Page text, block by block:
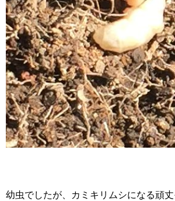
幼虫でしたが、カミキリムシになる頑